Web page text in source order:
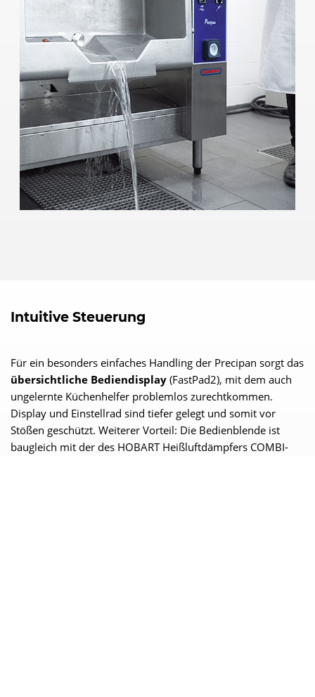
Intuitive Steuerung
Für ein besonders einfaches Handling der Precipan sorgt das
übersichtliche Bediendisplay (FastPad2), mit dem auch
ungelernte Küchenhelfer problemlos zurechtkommen.
Display und Einstellrad sind tiefer gelegt und somit vor
Stößen geschützt. Weiterer Vorteil: Die Bedienblende ist
baugleich mit der des HOBART Heißluftdämpfers COMBI-